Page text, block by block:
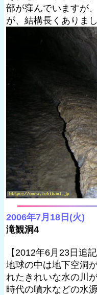
部が窪んでいますが
が、結構長くありま
2006年7月18日(火)
滝観洞4
【2012年6月23日追記
地球の中は地下空洞
れたきれいな水の川
時代の噴水などの水